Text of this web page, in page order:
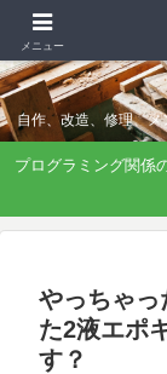
自作、改造、修理、
プログラミング関係
やっちゃ
た2液エポ
す？
メニュー